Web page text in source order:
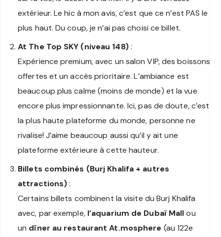
extérieur. Le hic à mon avis, c’est que ce n’est PAS le
plus haut. Du coup, je n’ai pas choisi ce billet.
At The Top SKY (niveau 148):
Expérience premium, avec un salon VIP, des boissons
offertes et un accès prioritaire. L’ambiance est
beaucoup plus calme (moins de monde) et la vue
encore plus impressionnante. Ici, pas de doute, c’est
la plus haute plateforme du monde, personne ne
rivalise! J’aime beaucoup aussi qu’il y ait une
plateforme extérieure à cette hauteur.
Billets combinés (Burj Khalifa + autres
attractions):
Certains billets combinent la visite du Burj Khalifa
avec, par exemple, l’aquarium de Dubaï Mallou
un dîner au restaurant At.mosphere (au 122e